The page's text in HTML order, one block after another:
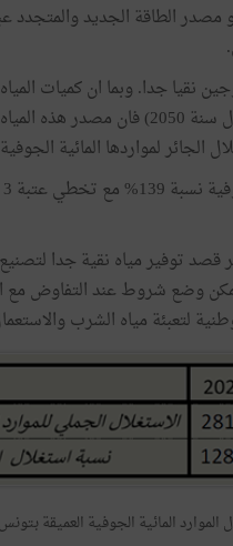
مصدر الطاقة الجديد
مكعب في السنة مع طاقة انتاج قصوى
الجائر لمواردها المائية
قصد توفير مياه نقية جدا
وضع شروط عند التفاوض مع
لتعبئة مياه الشرب
المائية الجوفية العميقة بتونس